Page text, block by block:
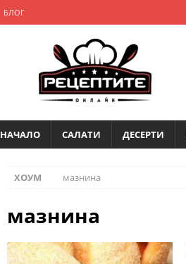
БЛОГ
НАЧАЛО САЛАТИ ДЕСЕРТИ
ХОУМ мазнина
мазнина